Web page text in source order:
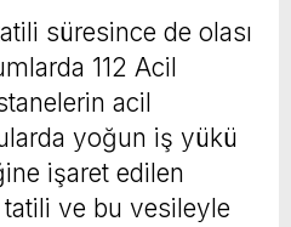
süresince de olası
112 Acil
acil
yoğun iş yükü
işaret edilen
ve bu vesileyle